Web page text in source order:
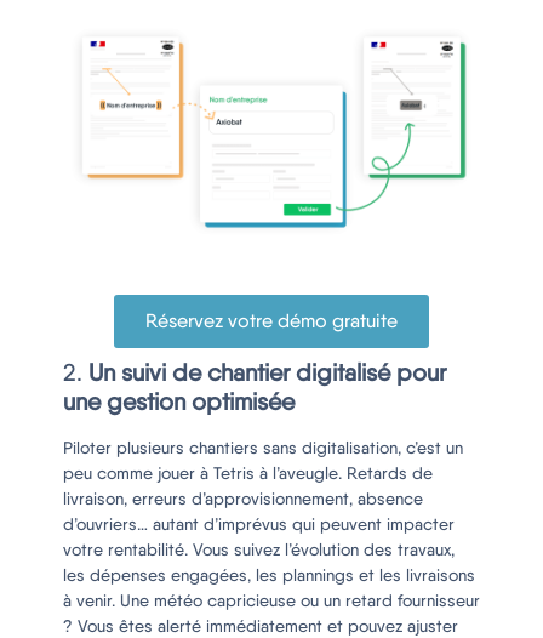
Réservez votre démo gratuite
2. Un suivi de chantier digitalisé pour
une gestion optimisée
Piloter plusieurs chantiers sans digitalisation, c’est un
peu comme jouer à Tetris à l’aveugle. Retards de
livraison, erreurs d’approvisionnement, absence
d’ouvriers… autant d’imprévus qui peuvent impacter
votre rentabilité. Vous suivez l’évolution des travaux,
les dépenses engagées, les plannings et les livraisons
à venir. Une météo capricieuse ou un retard fournisseur
? Vous êtes alerté immédiatement et pouvez ajuster